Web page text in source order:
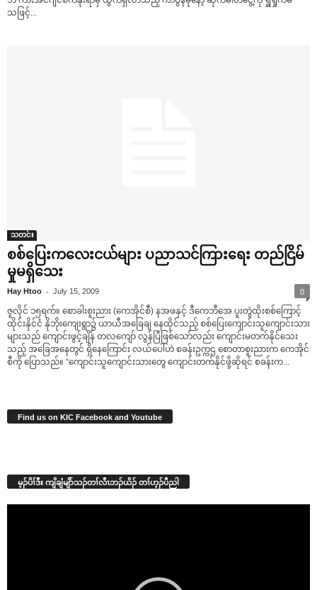
သဖြင့်...
သတင်း
စစ်‌ပြေးက‌လေးငယ်များ ပညာသင်ကြား‌ရေး တည်ငြိမ်
မှုမရှိ‌သေး
Hay Htoo - July 15, 2009 0
ဇူလိုင် ၁၅ရက်။ ‌စောခါးစူးညား (‌ကေအိုင်စီ) နအဖနှင့် ဒီ‌ကေဘီ‌အေ ပူးတွဲထိုးစစ်‌ကြောင့်
ထိုင်းနိုင်ငံ နိုဘိုး‌ကျေးရွာ၌ ယာယီအ‌ခြေချ ‌နေထိုင်သည့် စစ်‌ပြေး‌ကျောင်းသူ‌ကျောင်းသား
များသည် ‌ကျောင်းဖွင့်ချိန် တလ‌ကျော် လွန်ပြီဖြစ်‌သော်လည်း ‌ကျောင်းမတက်နိုင်‌သေး
သည့် အ‌ခြေအ‌နေတွင် ရှိ‌နေ‌ကြောင်း လယ်‌ပေါ်ဟဲ စခန်းဥက္ကဌ ‌စောတာစူးညားက ‌ကေအိုင်
စီကို ‌ပြောသည်။ “‌ကျောင်းသူ‌ကျောင်းသား‌တွေ ‌ကျောင်းတက်နိုင်ဖို့ဆိုရင် စခန်းက...
Find us on KIC Facebook and Youtube
မ့ၣ်ပိၢ်ဒီး ကျိချံမျိာ်သၣ်တၢ်လီၤဘၣ်ယိၣ် တၢ်ဟ့ၣ်ပီညါ